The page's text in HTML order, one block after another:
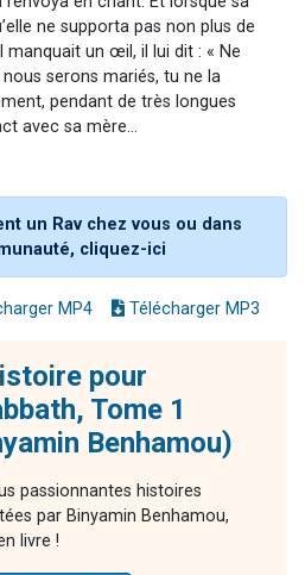
ne supporta pas non plus de
un œil, il lui dit : « Ne
serons mariés, tu ne la
pendant de très longues
avec sa mère...
un Rav chez vous ou dans
cliquez-ici
MP4 Télécharger MP3
pour
Tome 1
Benhamou)
passionnantes histoires
par Binyamin Benhamou,
livre !